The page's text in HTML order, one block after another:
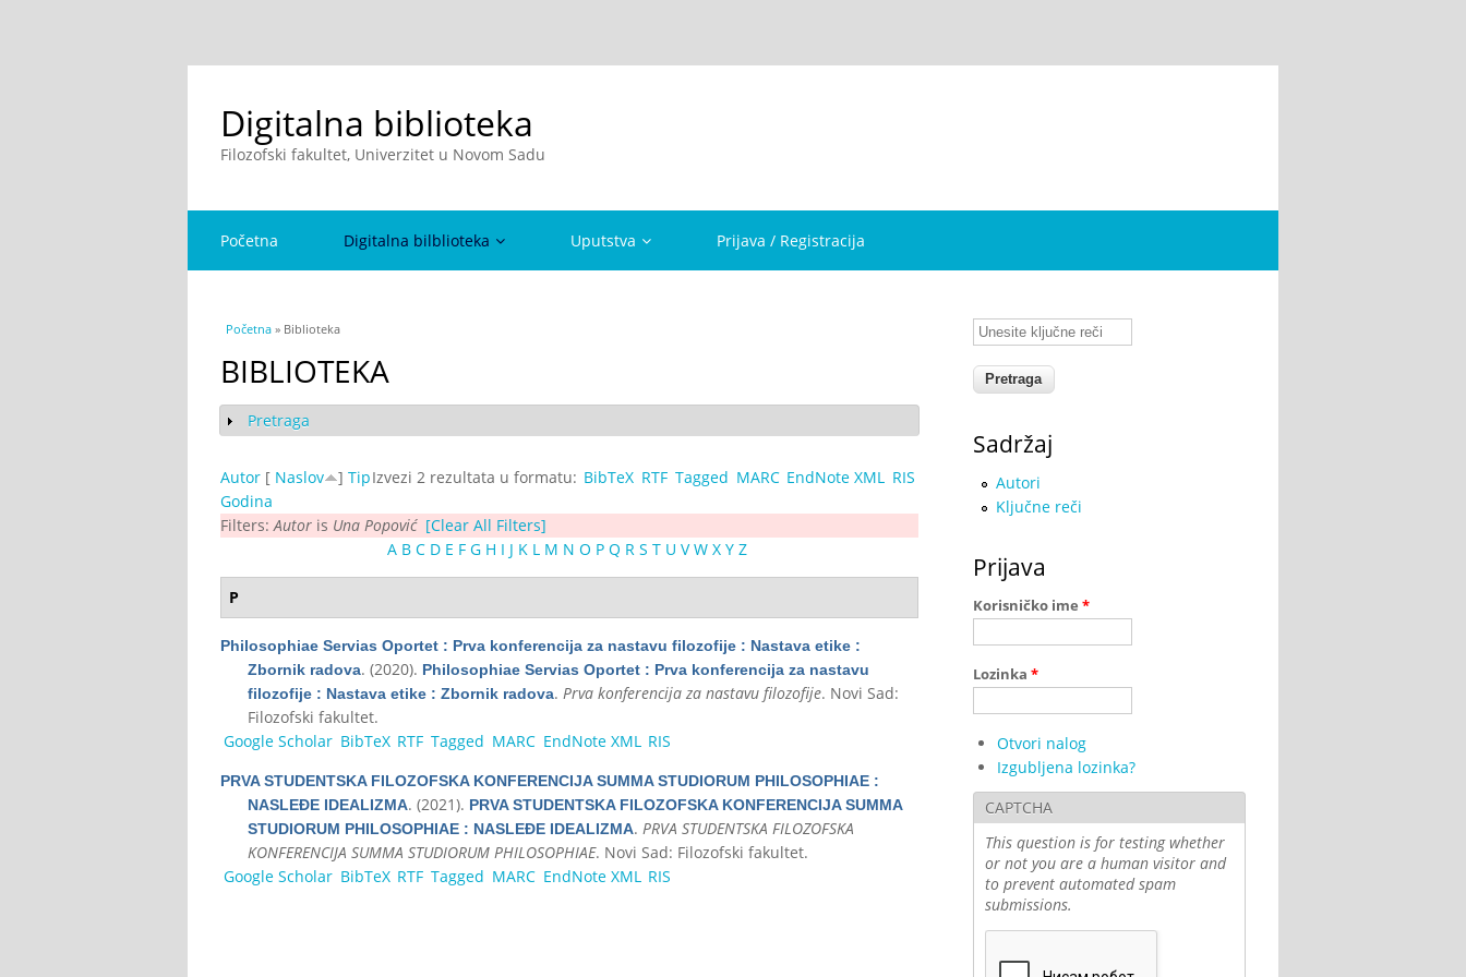
Digitalna biblioteka
Filozofski fakultet, Univerzitet u Novom Sadu
Početna Digitalna bilblioteka Uputstva Prijava / Registracija
You are here
Početna » Biblioteka
BIBLIOTEKA
Show
Pretraga
Izvezi 2 rezultata u formatu: BibTeX RTF Tagged MARC EndNote XML RIS
Autor [ Naslov ] Tip
Godina
Filters: Autor is Una Popović [Clear All Filters]
A B C D E F G H I J K L M N O P Q R S T U V W X Y Z
P
Philosophiae Servias Oportet : Prva konferencija za nastavu filozofije : Nastava etike :
Zbornik radova. (2020). Philosophiae Servias Oportet : Prva konferencija za nastavu
filozofije : Nastava etike : Zbornik radova. Prva konferencija za nastavu filozofije. Novi Sad:
Filozofski fakultet.
Google Scholar BibTeX RTF Tagged MARC EndNote XML RIS
PRVA STUDENTSKA FILOZOFSKA KONFERENCIJA SUMMA STUDIORUM PHILOSOPHIAE :
NASLEĐE IDEALIZMA. (2021). PRVA STUDENTSKA FILOZOFSKA KONFERENCIJA SUMMA
STUDIORUM PHILOSOPHIAE : NASLEĐE IDEALIZMA. PRVA STUDENTSKA FILOZOFSKA
KONFERENCIJA SUMMA STUDIORUM PHILOSOPHIAE. Novi Sad: Filozofski fakultet.
Google Scholar BibTeX RTF Tagged MARC EndNote XML RIS
Unesite ključne reči
Sadržaj
Autori
Ključne reči
Prijava
Korisničko ime *
Lozinka *
Otvori nalog
Izgubljena lozinka?
CAPTCHA
This question is for testing whether
or not you are a human visitor and
to prevent automated spam
submissions.